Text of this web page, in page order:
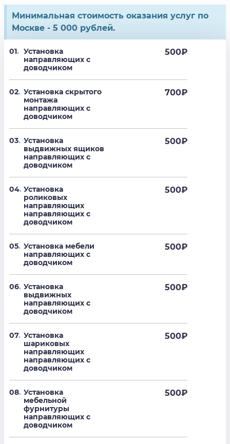
Минимальная стоимость оказания услуг по
Москве - 5 000 рублей.
01. Установка
направляющих с
доводчиком
500₽
02. Установка скрытого
монтажа
направляющих с
доводчиком
700₽
03. Установка
выдвижных ящиков
направляющих с
доводчиком
500₽
04. Установка
роликовых
направляющих
направляющих с
доводчиком
500₽
05. Установка мебели
направляющих с
доводчиком
500₽
06. Установка
выдвижных
направляющих с
доводчиком
500₽
07. Установка
шариковых
направляющих
направляющих с
доводчиком
500₽
08. Установка
мебельной
фурнитуры
направляющих с
доводчиком
500₽